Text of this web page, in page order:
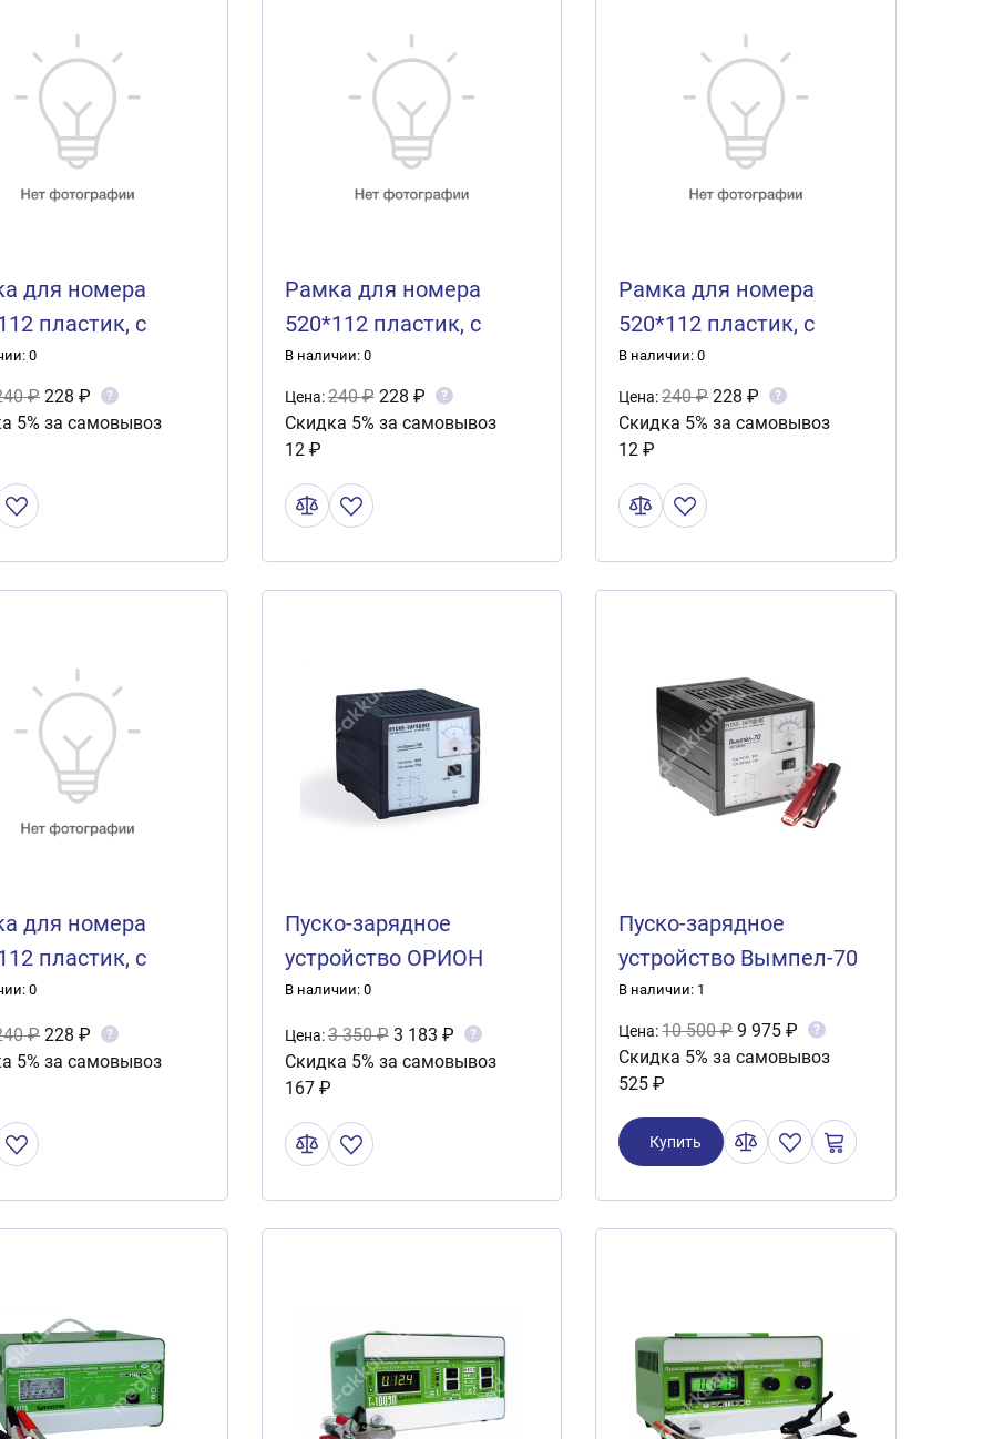
для номера
пластик, с
черная СТД
(рельеф серебро)
0
₽ 228 ₽ ?
5% за самовывоз
Рамка для номера
520*112 пластик, с
защелкой, черная СТД
CHERY (рельеф
серебро) 1шт
В наличии: 0
Цена:240 ₽ 228 ₽ ?
Скидка 5% за самовывоз
12 ₽
Рамка для номера
520*112 пластик, с
защелкой, черная СТД
CHANGAN (рельеф
серебро) 1шт
В наличии: 0
Цена:240 ₽ 228 ₽ ?
Скидка 5% за самовывоз
12 ₽
для номера
пластик, с
черная
(рельеф серебро)
0
₽ 228 ₽ ?
5% за самовывоз
Пуско-зарядное
устройство ОРИОН
PW700 (12 В, 80 A)
В наличии: 0
Цена:3 350 ₽ 3 183 ₽ ?
Скидка 5% за самовывоз
167 ₽
Пуско-зарядное
устройство Вымпел-70
(0-80A стрел.индик.)
В наличии: 1
Цена:10 500 ₽ 9 975 ₽ ?
Скидка 5% за самовывоз
525 ₽
Купить